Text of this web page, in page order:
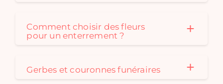
Comment choisir des fleurs
pour un enterrement ?
Gerbes et couronnes funéraires